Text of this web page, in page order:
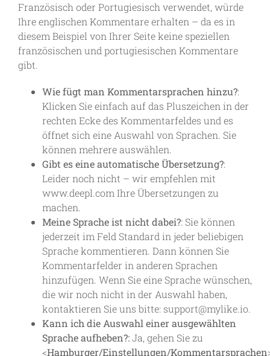
Französisch oder Portugiesisch verwendet, würde
Ihre englischen Kommentare erhalten – da es in
diesem Beispiel von Ihrer Seite keine speziellen
französischen und portugiesischen Kommentare
gibt.
Wie fügt man Kommentarsprachen hinzu?:
Klicken Sie einfach auf das Pluszeichen in der
rechten Ecke des Kommentarfeldes und es
öffnet sich eine Auswahl von Sprachen. Sie
können mehrere auswählen.
Gibt es eine automatische Übersetzung?:
Leider noch nicht – wir empfehlen mit
www.deepl.com Ihre Übersetzungen zu
machen.
Meine Sprache ist nicht dabei?: Sie können
jederzeit im Feld Standard in jeder beliebigen
Sprache kommentieren. Dann können Sie
Kommentarfelder in anderen Sprachen
hinzufügen. Wenn Sie eine Sprache wünschen,
die wir noch nicht in der Auswahl haben,
kontaktieren Sie uns bitte: support@mylike.io.
Kann ich die Auswahl einer ausgewählten
Sprache aufheben?:Ja, gehen Sie zu
<Hamburger/Einstellungen/Kommentarsprachen